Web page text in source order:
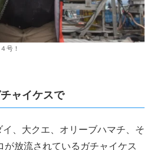
号！
ャイケスで
、大クエ、オリーブハマチ、そ
が放流されているガチャイケス